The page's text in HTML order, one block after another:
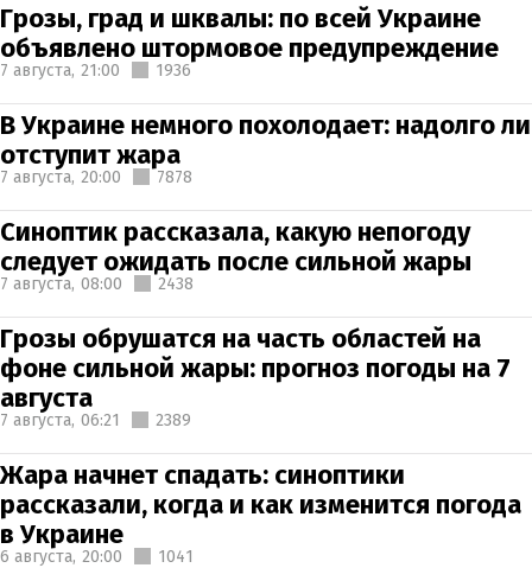
Грозы, град и шквалы: по всей Украине
объявлено штормовое предупреждение
7 августа, 21:00 1936
В Украине немного похолодает: надолго ли
отступит жара
7 августа, 20:00 7878
Синоптик рассказала, какую непогоду
следует ожидать после сильной жары
7 августа, 08:00 2438
Грозы обрушатся на часть областей на
фоне сильной жары: прогноз погоды на 7
августа
7 августа, 06:21 2389
Жара начнет спадать: синоптики
рассказали, когда и как изменится погода
в Украине
6 августа, 20:00 1041